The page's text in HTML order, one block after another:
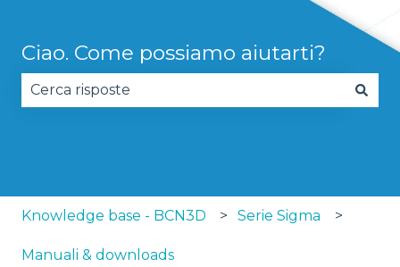
Ciao. Come possiamo aiutarti?
Knowledge base - BCN3D Serie Sigma
Manuali & downloads